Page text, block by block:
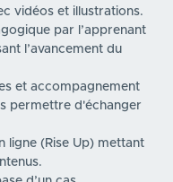
vidéos et illustrations.
par l’apprenant
l’avancement du
et accompagnement
permettre d'échanger
ligne (Rise Up) mettant